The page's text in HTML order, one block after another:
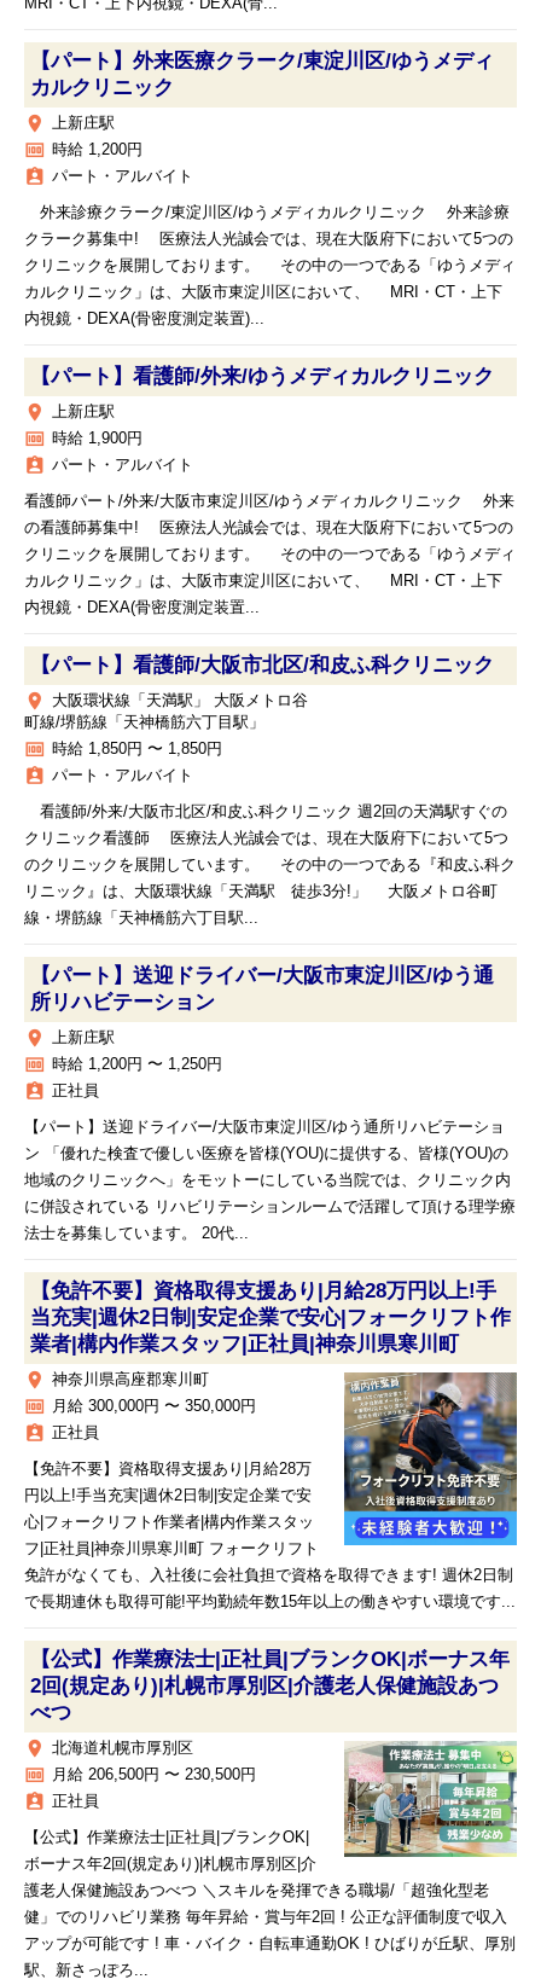
MRI・CT・上下内視鏡・DEXA(骨...
【パート】外来医療クラーク/東淀川区/ゆうメディ
カルクリニック
place 上新庄駅
money 時給 1,200円
assignment_ind パート・アルバイト
外来診療クラーク/東淀川区/ゆうメディカルクリニック 外来診療
クラーク募集中! 医療法人光誠会では、現在大阪府下において5つの
クリニックを展開しております。 その中の一つである「ゆうメディ
カルクリニック」は、大阪市東淀川区において、 MRI・CT・上下
内視鏡・DEXA(骨密度測定装置)...
【パート】看護師/外来/ゆうメディカルクリニック
place 上新庄駅
money 時給 1,900円
assignment_ind パート・アルバイト
看護師パート/外来/大阪市東淀川区/ゆうメディカルクリニック 外来
の看護師募集中! 医療法人光誠会では、現在大阪府下において5つの
クリニックを展開しております。 その中の一つである「ゆうメディ
カルクリニック」は、大阪市東淀川区において、 MRI・CT・上下
内視鏡・DEXA(骨密度測定装置...
【パート】看護師/大阪市北区/和皮ふ科クリニック
place
大阪環状線「天満駅」 大阪メトロ谷
町線/堺筋線「天神橋筋六丁目駅」
money 時給 1,850円 〜 1,850円
assignment_ind パート・アルバイト
看護師/外来/大阪市北区/和皮ふ科クリニック 週2回の天満駅すぐの
クリニック看護師 医療法人光誠会では、現在大阪府下において5つ
のクリニックを展開しています。 その中の一つである『和皮ふ科ク
リニック』は、大阪環状線「天満駅 徒歩3分!」 大阪メトロ谷町
線・堺筋線「天神橋筋六丁目駅...
【パート】送迎ドライバー/大阪市東淀川区/ゆう通
所リハビテーション
place 上新庄駅
money 時給 1,200円 〜 1,250円
assignment_ind 正社員
【パート】送迎ドライバー/大阪市東淀川区/ゆう通所リハビテーショ
ン 「優れた検査で優しい医療を皆様(YOU)に提供する、皆様(YOU)の
地域のクリニックへ」をモットーにしている当院では、クリニック内
に併設されている リハビリテーションルームで活躍して頂ける理学療
法士を募集しています。 20代...
【免許不要】資格取得支援あり|月給28万円以上!手
当充実|週休2日制|安定企業で安心|フォークリフト作
業者|構内作業スタッフ|正社員|神奈川県寒川町
place 神奈川県高座郡寒川町
money 月給 300,000円 〜 350,000円
assignment_ind 正社員
【免許不要】資格取得支援あり|月給28万
円以上!手当充実|週休2日制|安定企業で安
心|フォークリフト作業者|構内作業スタッ
フ|正社員|神奈川県寒川町 フォークリフト
免許がなくても、入社後に会社負担で資格を取得できます! 週休2日制
で長期連休も取得可能!平均勤続年数15年以上の働きやすい環境です...
【公式】作業療法士|正社員|ブランクOK|ボーナス年
2回(規定あり)|札幌市厚別区|介護老人保健施設あつ
べつ
place 北海道札幌市厚別区
money 月給 206,500円 〜 230,500円
assignment_ind 正社員
【公式】作業療法士|正社員|ブランクOK|
ボーナス年2回(規定あり)|札幌市厚別区|介
護老人保健施設あつべつ ＼スキルを発揮できる職場/「超強化型老
健」でのリハビリ業務 毎年昇給・賞与年2回 ! 公正な評価制度で収入
アップが可能です ! 車・バイク・自転車通勤OK ! ひばりが丘駅、厚別
駅、新さっぽろ...